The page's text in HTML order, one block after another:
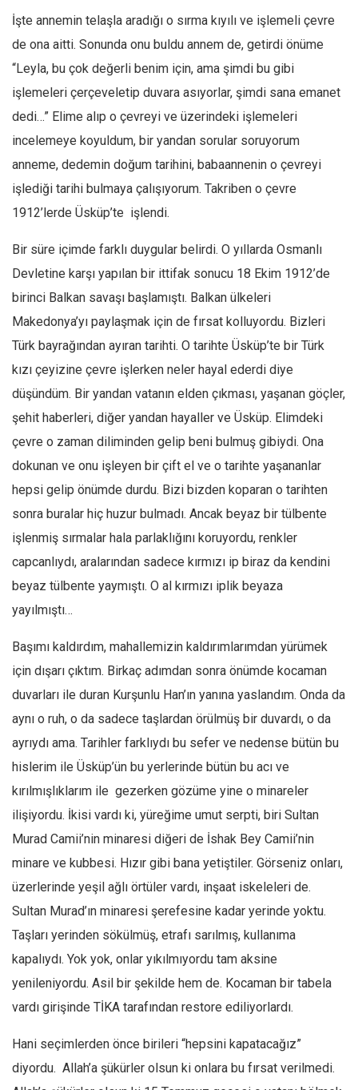
Amerika
Avustralya
Tarih
Düşünce
Dosyalar
İşte annemin telaşla aradığı o sırma kıyılı ve işlemeli çevre
de ona aitti. Sonunda onu buldu annem de, getirdi önüme
“Leyla, bu çok değerli benim için, ama şimdi bu gibi
işlemeleri çerçeveletip duvara asıyorlar, şimdi sana emanet
dedi…” Elime alıp o çevreyi ve üzerindeki işlemeleri
incelemeye koyuldum, bir yandan sorular soruyorum
anneme, dedemin doğum tarihini, babaannenin o çevreyi
işlediği tarihi bulmaya çalışıyorum. Takriben o çevre
1912’lerde Üsküp’te işlendi.
Bir süre içimde farklı duygular belirdi. O yıllarda Osmanlı
Devletine karşı yapılan bir ittifak sonucu 18 Ekim 1912’de
birinci Balkan savaşı başlamıştı. Balkan ülkeleri
Makedonya’yı paylaşmak için de fırsat kolluyordu. Bizleri
Türk bayrağından ayıran tarihti. O tarihte Üsküp’te bir Türk
kızı çeyizine çevre işlerken neler hayal ederdi diye
düşündüm. Bir yandan vatanın elden çıkması, yaşanan göçler,
şehit haberleri, diğer yandan hayaller ve Üsküp. Elimdeki
çevre o zaman diliminden gelip beni bulmuş gibiydi. Ona
dokunan ve onu işleyen bir çift el ve o tarihte yaşananlar
hepsi gelip önümde durdu. Bizi bizden koparan o tarihten
sonra buralar hiç huzur bulmadı. Ancak beyaz bir tülbente
işlenmiş sırmalar hala parlaklığını koruyordu, renkler
capcanlıydı, aralarından sadece kırmızı ip biraz da kendini
beyaz tülbente yaymıştı. O al kırmızı iplik beyaza
yayılmıştı…
Başımı kaldırdım, mahallemizin kaldırımlarımdan yürümek
için dışarı çıktım. Birkaç adımdan sonra önümde kocaman
duvarları ile duran Kurşunlu Han’ın yanına yaslandım. Onda da
aynı o ruh, o da sadece taşlardan örülmüş bir duvardı, o da
ayrıydı ama. Tarihler farklıydı bu sefer ve nedense bütün bu
hislerim ile Üsküp’ün bu yerlerinde bütün bu acı ve
kırılmışlıklarım ile gezerken gözüme yine o minareler
ilişiyordu. İkisi vardı ki, yüreğime umut serpti, biri Sultan
Murad Camii’nin minaresi diğeri de İshak Bey Camii’nin
minare ve kubbesi. Hızır gibi bana yetiştiler. Görseniz onları,
üzerlerinde yeşil ağlı örtüler vardı, inşaat iskeleleri de.
Sultan Murad’ın minaresi şerefesine kadar yerinde yoktu.
Taşları yerinden sökülmüş, etrafı sarılmış, kullanıma
kapalıydı. Yok yok, onlar yıkılmıyordu tam aksine
yenileniyordu. Asil bir şekilde hem de. Kocaman bir tabela
vardı girişinde TİKA tarafından restore ediliyorlardı.
Hani seçimlerden önce birileri “hepsini kapatacağız”
diyordu. Allah’a şükürler olsun ki onlara bu fırsat verilmedi.